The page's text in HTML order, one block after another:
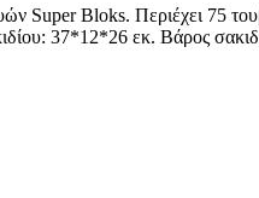
Super Bloks. Περιέχει 75
37*12*26 εκ. Βάρος